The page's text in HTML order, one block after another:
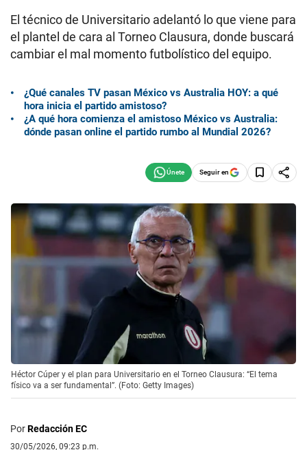
El técnico de Universitario adelantó lo que viene para
el plantel de cara al Torneo Clausura, donde buscará
cambiar el mal momento futbolístico del equipo.
¿Qué canales TV pasan México vs Australia HOY: a qué
hora inicia el partido amistoso?
¿A qué hora comienza el amistoso México vs Australia:
dónde pasan online el partido rumbo al Mundial 2026?
Seguir en
Héctor Cúper y el plan para Universitario en el Torneo Clausura: “El tema
físico va a ser fundamental”. (Foto: Getty Images)
PorRedacción EC
30/05/2026, 09:23 p.m.